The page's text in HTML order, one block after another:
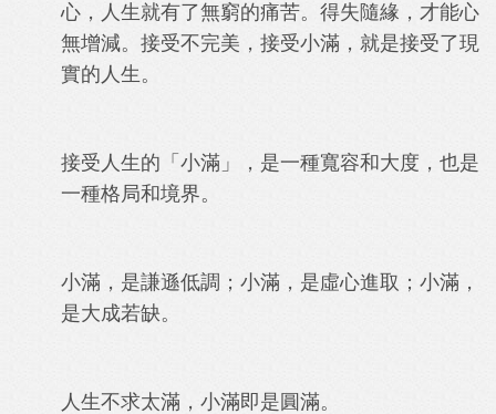
心，人生就有了無窮的痛苦。得失隨緣，才能心
無增減。接受不完美，接受小滿，就是接受了現
實的人生。
接受人生的「小滿」，是一種寬容和大度，也是
一種格局和境界。
小滿，是謙遜低調；小滿，是虛心進取；小滿，
是大成若缺。
人生不求太滿，小滿即是圓滿。